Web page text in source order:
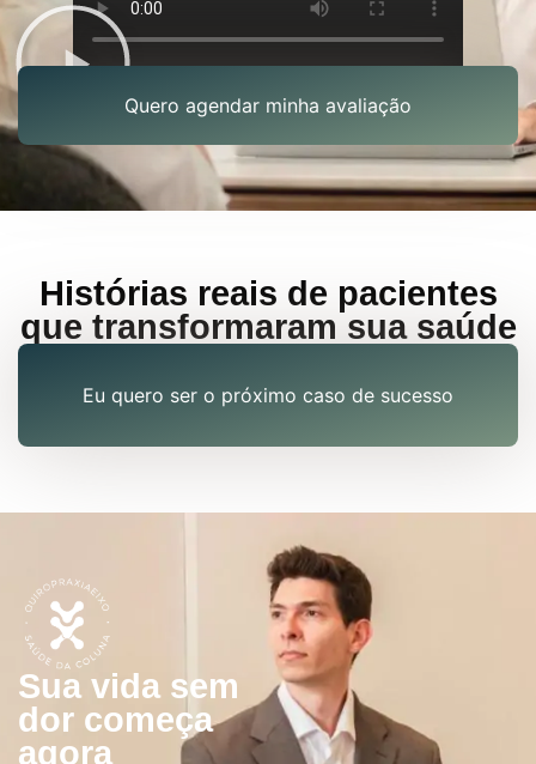
Quero agendar minha avaliação
Histórias reais de pacientes
que transformaram sua saúde
Eu quero ser o próximo caso de sucesso
Sua vida sem
dor começa
agora